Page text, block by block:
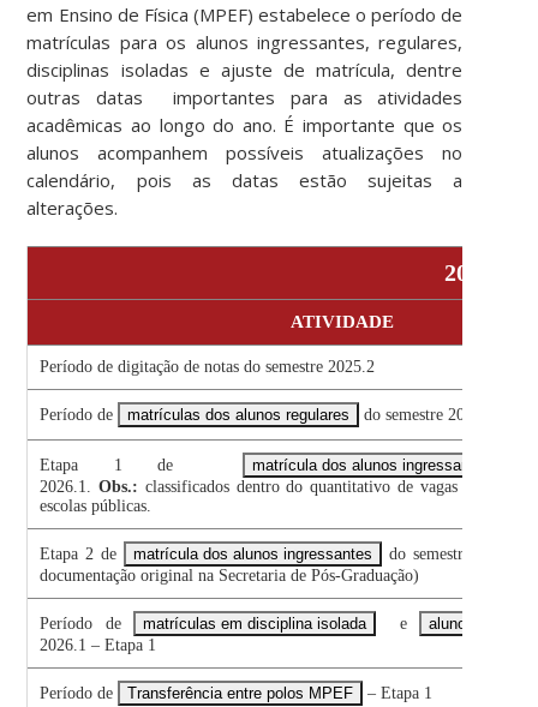
em Ensino de Física (MPEF) estabelece o período de
matrículas para os alunos ingressantes, regulares,
disciplinas isoladas e ajuste de matrícula, dentre
outras datas importantes para as atividades
acadêmicas ao longo do ano. É importante que os
alunos acompanhem possíveis atualizações no
calendário, pois as datas estão sujeitas a
alterações.
2026.1
ATIVIDADE
Período de digitação de notas do semestre 2025.2
Período de matrículas dos alunos regulares do semestre 2026.1
Etapa 1 de matrícula dos alunos ingressantes
2026.1.Obs.: classificados dentro do quantitativo de vagas ofertadas
escolas públicas.
Etapa 2 de matrícula dos alunos ingressantes
do semestre 2026.1
documentação original na Secretaria de Pós-Graduação)
Período de matrículas em disciplina isolada e
aluno de outro
2026.1 – Etapa 1
Período de Transferência entre polos MPEF – Etapa 1